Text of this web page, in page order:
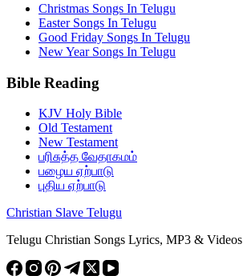
Christmas Songs In Telugu
Easter Songs In Telugu
Good Friday Songs In Telugu
New Year Songs In Telugu
Bible Reading
KJV Holy Bible
Old Testament
New Testament
பரிசுத்த வேதாகமம்
பழைய ஏற்பாடு
புதிய ஏற்பாடு
Christian Slave Telugu
Telugu Christian Songs Lyrics, MP3 & Videos